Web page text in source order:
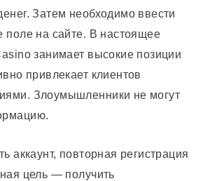
Затем необходимо ввести
поле на сайте. В настоящее
занимает высокие позиции
привлекает клиентов
Злоумышленники не могут
аккаунт, повторная регистрация
цель — получить